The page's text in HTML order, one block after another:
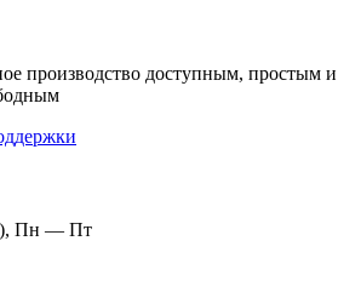
производство доступным, простым и
Пн — Пт